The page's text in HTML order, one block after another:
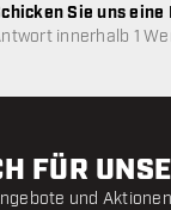
Sie uns eine
innerhalb 1
FÜR
und Aktionen